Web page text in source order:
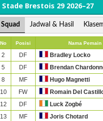
Stade Brestois 29 2026–27
Squad Jadwal & Hasil
No Posisi Nama Pemain
2 DF
Bradley Locko
5
DF
Brendan
8
MF
Hugo Magnetti
10
FW
Romain Del
12
DF
Luck Zogbé
13
MF
Joris Chotard